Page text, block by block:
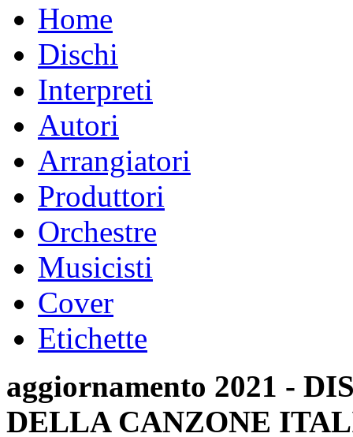
Home
Dischi
Interpreti
Autori
Arrangiatori
Produttori
Orchestre
Musicisti
Cover
Etichette
aggiornamento 2021 -
DELLA CANZONE